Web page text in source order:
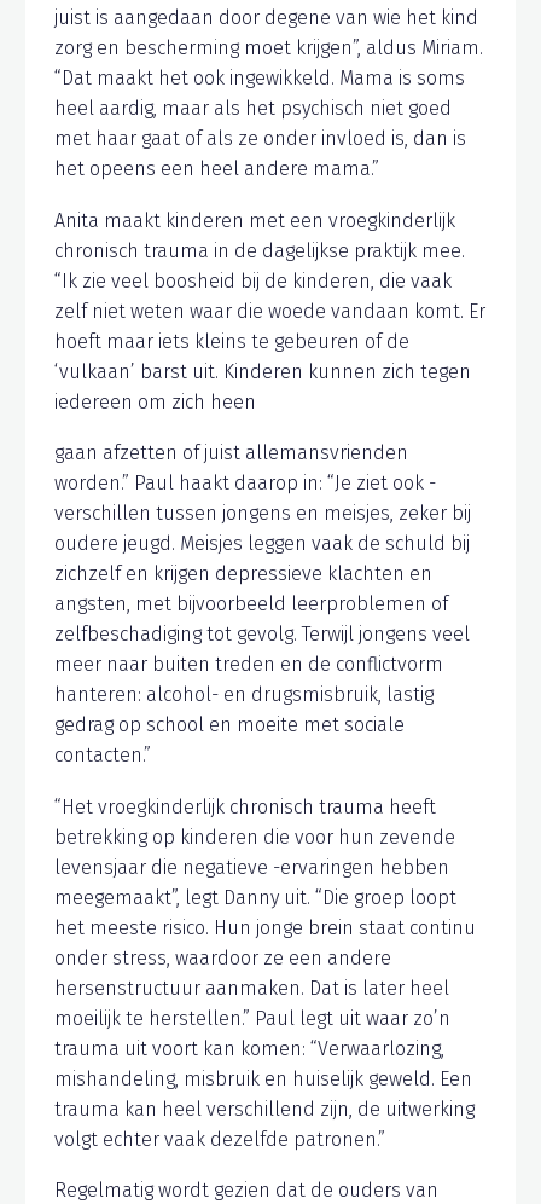
juist is aangedaan door degene van wie het kind
zorg en bescherming moet krijgen”, aldus Miriam.
“Dat maakt het ook ingewikkeld. Mama is soms
heel aardig, maar als het psychisch niet goed
met haar gaat of als ze onder invloed is, dan is
het opeens een heel andere mama.”
Anita maakt kinderen met een vroegkinderlijk
chronisch trauma in de dagelijkse praktijk mee.
“Ik zie veel boosheid bij de kinderen, die vaak
zelf niet weten waar die woede vandaan komt. Er
hoeft maar iets kleins te gebeuren of de
‘vulkaan’ barst uit. Kinderen kunnen zich tegen
iedereen om zich heen
gaan afzetten of juist allemansvrienden
worden.” Paul haakt daarop in: “Je ziet ook -
verschillen tussen jongens en meisjes, zeker bij
oudere jeugd. Meisjes leggen vaak de schuld bij
zichzelf en krijgen depressieve klachten en
angsten, met bijvoorbeeld leerproblemen of
zelfbeschadiging tot gevolg. Terwijl jongens veel
meer naar buiten treden en de conflictvorm
hanteren: alcohol- en drugsmisbruik, lastig
gedrag op school en moeite met sociale
contacten.”
“Het vroegkinderlijk chronisch trauma heeft
betrekking op kinderen die voor hun zevende
levensjaar die negatieve -ervaringen hebben
meegemaakt”, legt Danny uit. “Die groep loopt
het meeste risico. Hun jonge brein staat continu
onder stress, waardoor ze een andere
hersenstructuur aanmaken. Dat is later heel
moeilijk te herstellen.” Paul legt uit waar zo’n
trauma uit voort kan komen: “Verwaarlozing,
mishandeling, misbruik en huiselijk geweld. Een
trauma kan heel verschillend zijn, de uitwerking
volgt echter vaak dezelfde patronen.”
Regelmatig wordt gezien dat de ouders van